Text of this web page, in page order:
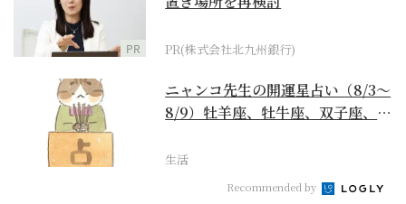
PR PR(株式会社北九州銀行)
ニャンコ先生の開運星占い（8/3～
8/9）牡羊座、牡牛座、双子座、蟹
生活
Recommended by